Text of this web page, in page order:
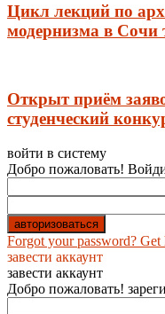
Цикл лекций по
модернизма в Сочи
Открыт приём
студенческий
войти в систему
Добро пожаловать!
Forgot your password? Get
завести аккаунт
завести аккаунт
Добро пожаловать!